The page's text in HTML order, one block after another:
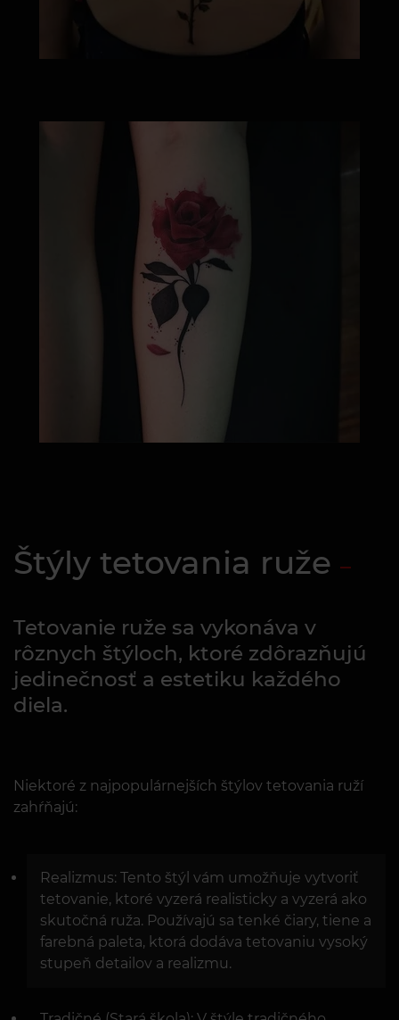
Štýly tetovania ruže
Tetovanie ruže sa vykonáva v
rôznych štýloch, ktoré zdôrazňujú
jedinečnosť a estetiku každého
diela.
Niektoré z najpopulárnejších štýlov tetovania ruží
zahŕňajú:
Realizmus: Tento štýl vám umožňuje vytvoriť
tetovanie, ktoré vyzerá realisticky a vyzerá ako
skutočná ruža. Používajú sa tenké čiary, tiene a
farebná paleta, ktorá dodáva tetovaniu vysoký
stupeň detailov a realizmu.